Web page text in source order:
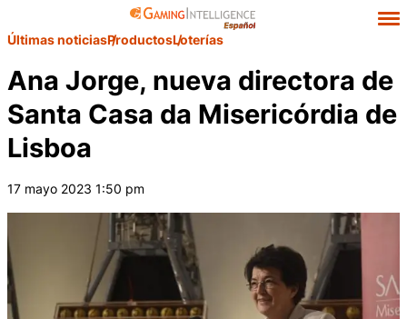
Últimas noticiasProductosLoterías
Ana Jorge, nueva directora de
Santa Casa da Misericórdia de
Lisboa
17 mayo 2023 1:50 pm